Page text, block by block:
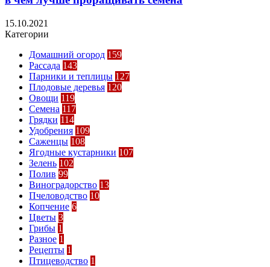
15.10.2021
Категории
Домашний огород 159
Рассада 143
Парники и теплицы 127
Плодовые деревья 120
Овощи 119
Семена 117
Грядки 114
Удобрения 109
Саженцы 108
Ягодные кустарники 107
Зелень 102
Полив 99
Виноградорство 13
Пчеловодство 10
Копчение 6
Цветы 3
Грибы 1
Разное 1
Рецепты 1
Птицеводство 1